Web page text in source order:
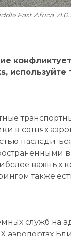
East Africa
конфликтует
используйте
в сотнях
важных
также
служб на
аэропортах